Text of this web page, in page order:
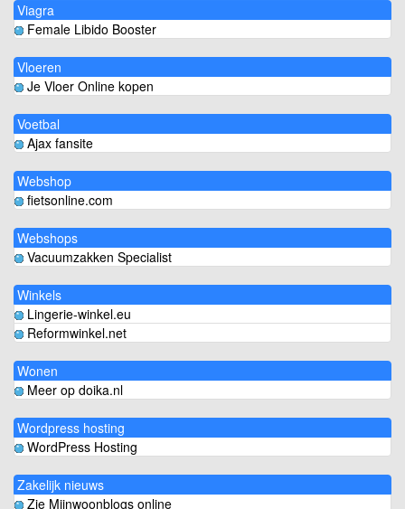
Viagra
Female Libido Booster
Vloeren
Je Vloer Online kopen
Voetbal
Ajax fansite
Webshop
fietsonline.com
Webshops
Vacuumzakken Specialist
Winkels
Lingerie-winkel.eu
Reformwinkel.net
Wonen
Meer op doika.nl
Wordpress hosting
WordPress Hosting
Zakelijk nieuws
Zie Mijnwoonblogs online